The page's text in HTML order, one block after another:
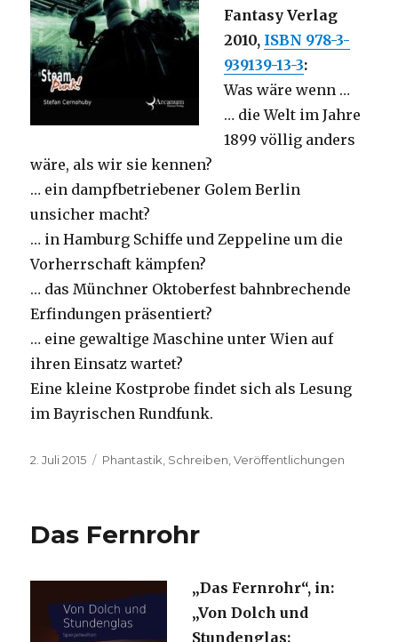
Fantasy Verlag
2010, ISBN 978-3-
939139-13-3:
Was wäre wenn …
… die Welt im Jahre
1899 völlig anders
wäre, als wir sie kennen?
… ein dampfbetriebener Golem Berlin
unsicher macht?
… in Hamburg Schiffe und Zeppeline um die
Vorherrschaft kämpfen?
… das Münchner Oktoberfest bahnbrechende
Erfindungen präsentiert?
… eine gewaltige Maschine unter Wien auf
ihren Einsatz wartet?
Eine kleine Kostprobe findet sich als Lesung
im Bayrischen Rundfunk.
Veröffentlicht
2. Juli 2015 Kategorien
Phantastik Schreiben ,Veröffentlichungen
Das Fernrohr
„Das Fernrohr“, in:
„Von Dolch und
Stundenglas: